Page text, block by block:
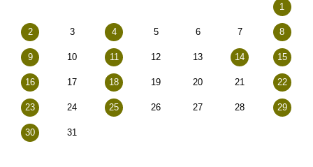
1
2 3 4 5 6 7 8
9 10 11 12 13 14 15
16 17 18 19 20 21 22
23 24 25 26 27 28 29
30 31